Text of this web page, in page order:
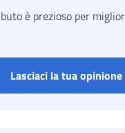
è prezioso per
Lasciaci la tua opinione